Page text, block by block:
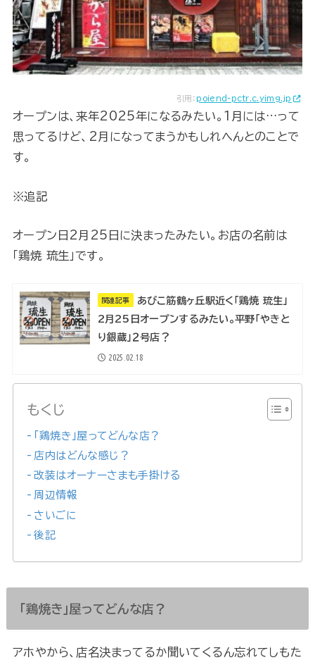
引用：poiend-pctr.c.yimg.jp
オープンは、来年2025年になるみたい。1月には…って
思ってるけど、2月になってまうかもしれへんとのことで
す。
※追記
オープン日2月25日に決まったみたい。お店の名前は
「鶏焼 琉生」です。
関連記事
あびこ筋鶴ヶ丘駅近く「鶏焼 琉生」
2月25日オープンするみたい。平野「やきと
り銀蔵」２号店？
2025.02.18
もくじ
「鶏焼き」屋ってどんな店？
店内はどんな感じ？
改装はオーナーさまも手掛ける
周辺情報
さいごに
後記
「鶏焼き」屋ってどんな店？
アホやから、店名決まってるか聞いてくるん忘れてしもた